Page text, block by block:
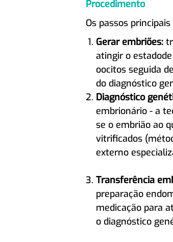
Procedimento
Os passos
Gerar embriões:
atingir o
oocitos seguida
do diagnóstico
Diagnóstico
embrionário - a
se o embrião ao
vitrificados
externo
Transferência
preparação
medicação para
o diagnóstico